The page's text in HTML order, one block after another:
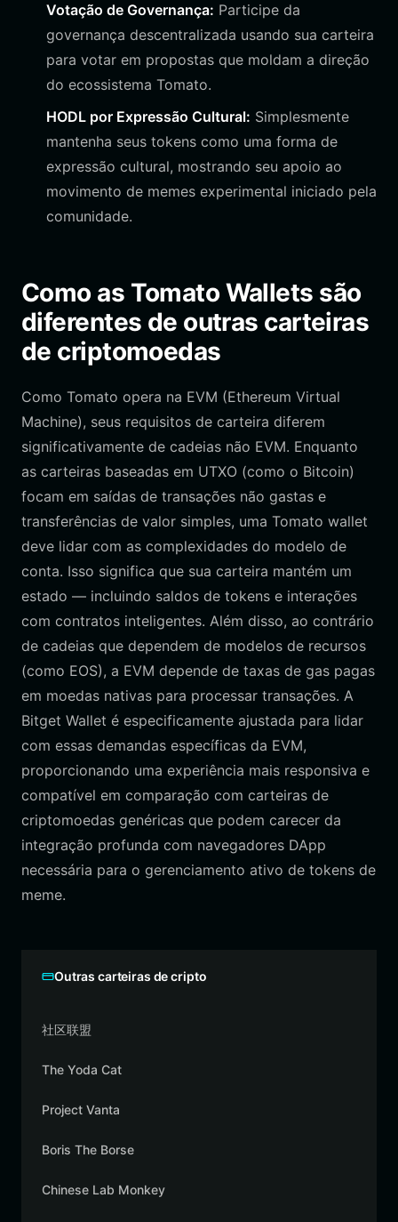
Votação de Governança: Participe da
governança descentralizada usando sua carteira
para votar em propostas que moldam a direção
do ecossistema Tomato.
HODL por Expressão Cultural: Simplesmente
mantenha seus tokens como uma forma de
expressão cultural, mostrando seu apoio ao
movimento de memes experimental iniciado pela
comunidade.
Como as Tomato Wallets são
diferentes de outras carteiras
de criptomoedas
Como Tomato opera na EVM (Ethereum Virtual
Machine), seus requisitos de carteira diferem
significativamente de cadeias não EVM. Enquanto
as carteiras baseadas em UTXO (como o Bitcoin)
focam em saídas de transações não gastas e
transferências de valor simples, uma Tomato wallet
deve lidar com as complexidades do modelo de
conta. Isso significa que sua carteira mantém um
estado — incluindo saldos de tokens e interações
com contratos inteligentes. Além disso, ao contrário
de cadeias que dependem de modelos de recursos
(como EOS), a EVM depende de taxas de gas pagas
em moedas nativas para processar transações. A
Bitget Wallet é especificamente ajustada para lidar
com essas demandas específicas da EVM,
proporcionando uma experiência mais responsiva e
compatível em comparação com carteiras de
criptomoedas genéricas que podem carecer da
integração profunda com navegadores DApp
necessária para o gerenciamento ativo de tokens de
meme.
Outras carteiras de cripto
社区联盟
The Yoda Cat
Project Vanta
Boris The Borse
Chinese Lab Monkey